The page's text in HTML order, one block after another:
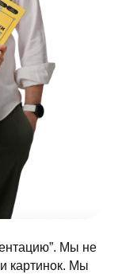
Мы не
картинок. Мы